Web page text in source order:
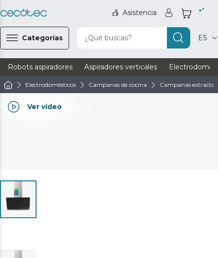
Asistencia
Categorías ¿Qué buscas? ES
Robots aspiradores Aspiradores verticales
Electrodomésticos Campanas de cocina Campanas
Ver vídeo